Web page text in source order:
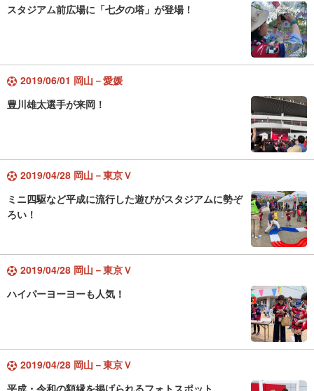
スタジアム前広場に「七夕の塔」が登場！
2019/06/01 岡山－愛媛
豊川雄太選手が来岡！
2019/04/28 岡山－東京Ｖ
ミニ四駆など平成に流行した遊びがスタジアムに勢ぞ
ろい！
2019/04/28 岡山－東京Ｖ
ハイパーヨーヨーも人気！
2019/04/28 岡山－東京Ｖ
平成・令和の額縁を掲げられるフォトスポット